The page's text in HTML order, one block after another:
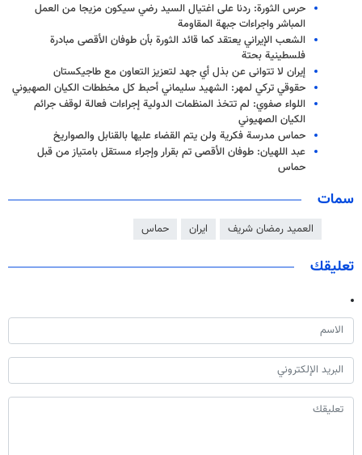
حرس الثورة: ردنا على اغتيال السيد رضي سيكون مزيجا من العمل
المباشر واجراءات جبهة المقاومة
الشعب الإيراني يعتقد كما قائد الثورة بأن طوفان الأقصى مبادرة
فلسطينية بحتة
إيران لا تتوانى عن بذل أي جهد لتعزيز التعاون مع طاجيكستان
حقوقي ترکي لمهر: الشهيد سليماني أحبط کل مخططات الكيان الصهيوني
اللواء صفوي: لم تتخذ المنظمات الدولية إجراءات فعالة لوقف جرائم
الكيان الصهيوني
حماس مدرسة فكرية ولن يتم القضاء عليها بالقنابل والصواريخ
عبد اللهيان: طوفان الأقصى تم بقرار وإجراء مستقل بامتياز من قبل
حماس
سمات
العميد رمضان شريف ايران حماس
تعليقك